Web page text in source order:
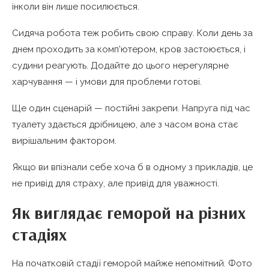
інколи він лише посилюється.
Сидяча робота теж робить свою справу. Коли день за
днем проходить за комп’ютером, кров застоюється, і
судини реагують. Додайте до цього нерегулярне
харчування — і умови для проблеми готові.
Ще один сценарій — постійні закрепи. Напруга під час
туалету здається дрібницею, але з часом вона стає
вирішальним фактором.
Якщо ви впізнали себе хоча б в одному з прикладів, це
не привід для страху, але привід для уважності.
Як виглядає геморой на різних
стадіях
На початковій стадії геморой майже непомітний. Фото